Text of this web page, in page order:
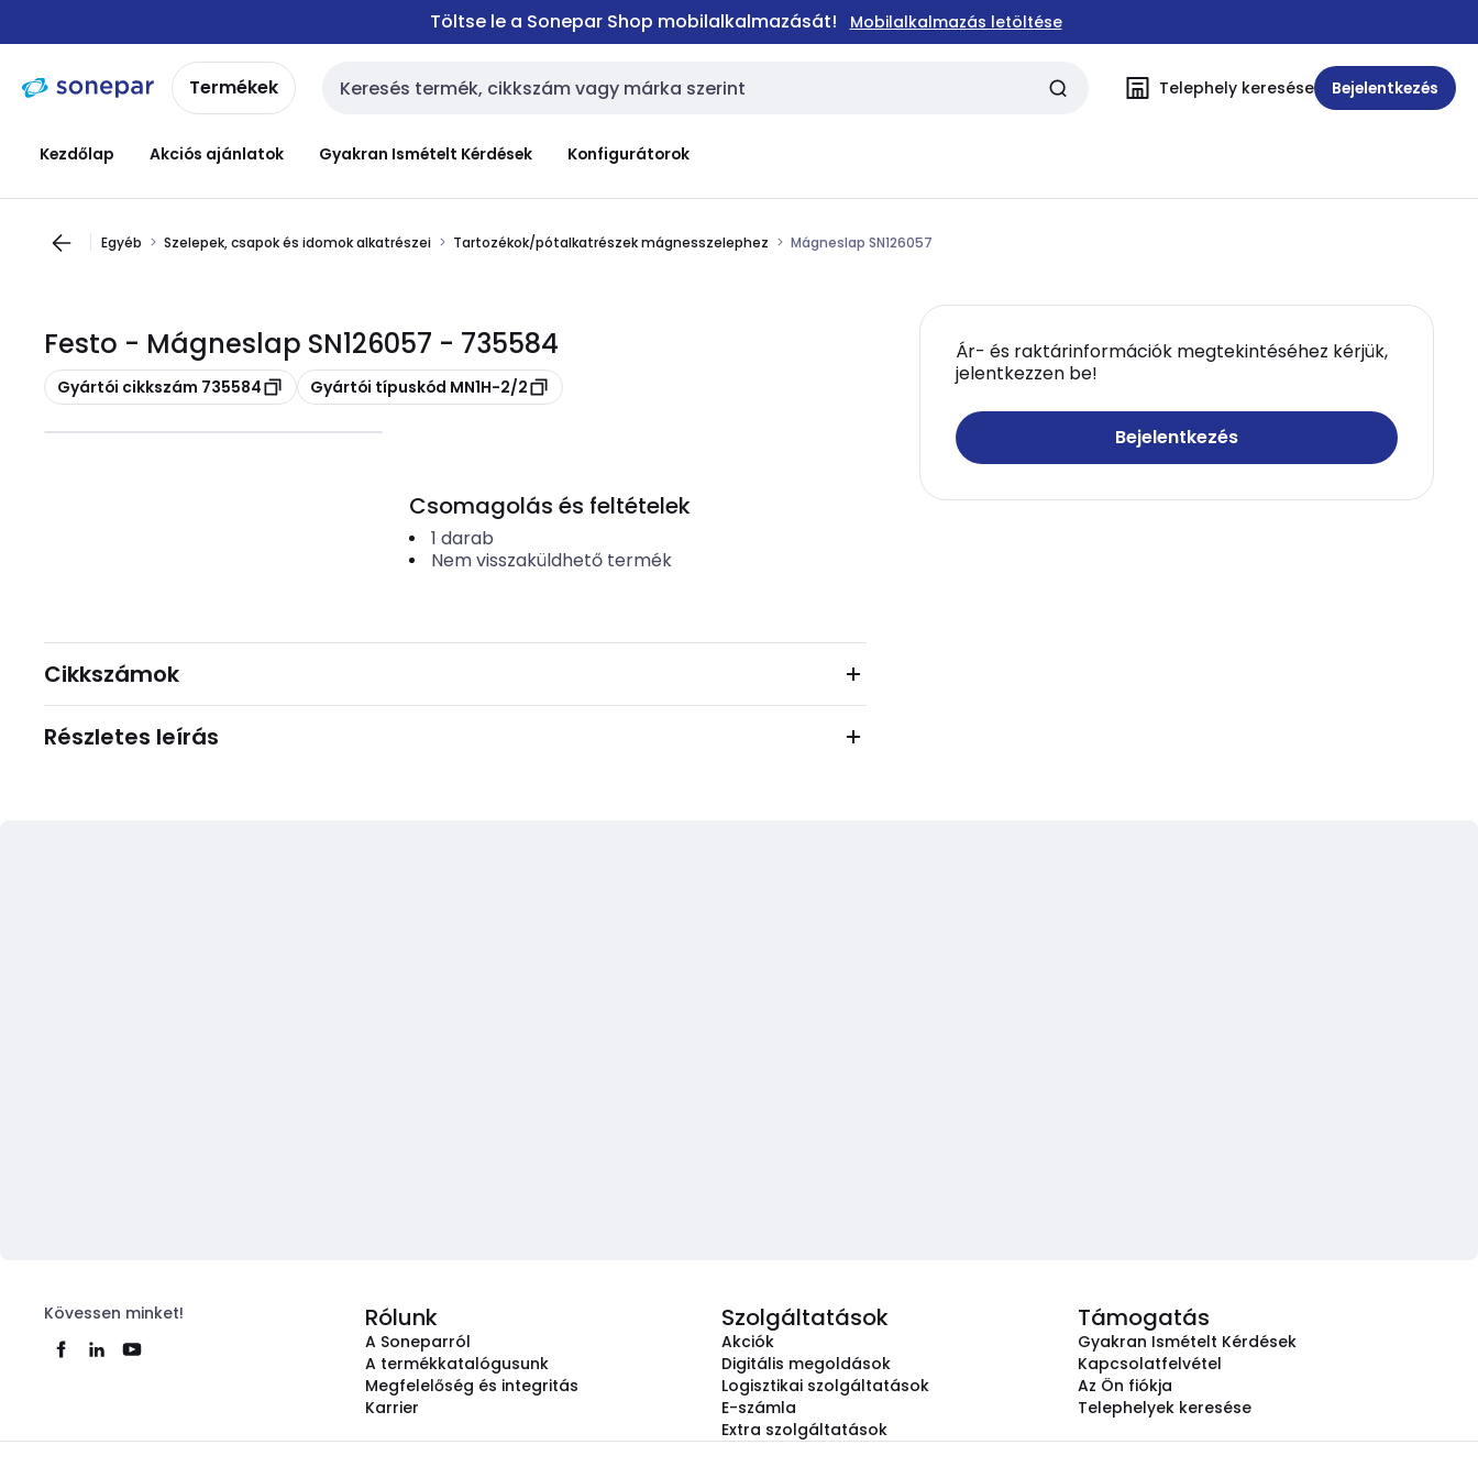
navigációhoztartalomra
Töltse le a Sonepar Shop mobilalkalmazását! Mobilalkalmazás letöltése
Termékek Keresési bemenet Telephely keresése Bejelentkezés
Kezdőlap Akciós ajánlatok Gyakran Ismételt Kérdések Konfigurátorok
Egyéb Szelepek, csapok és idomok alkatrészei Tartozékok/pótalkatrészek mágnesszelephez Mágneslap SN126057
Festo - Mágneslap SN126057 - 735584
Másolás
Gyártói cikkszám 735584 Másolás
Gyártói típuskód MN1H-2/2
Ár- és raktárinformációk megtekintéséhez kérjük,
jelentkezzen be!
Bejelentkezés
Csomagolás és feltételek
1 darab
Nem visszaküldhető termék
Cikkszámok
Részletes leírás
Kövessen minket! Rólunk
A Soneparról
A termékkatalógusunk
Megfelelőség és integritás
Karrier
Szolgáltatások
Akciók
Digitális megoldások
Logisztikai szolgáltatások
E-számla
Extra szolgáltatások
Támogatás
Gyakran Ismételt Kérdések
Kapcsolatfelvétel
Az Ön fiókja
Telephelyek keresése